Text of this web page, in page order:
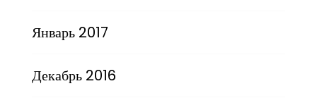
Январь 2017
Декабрь 2016